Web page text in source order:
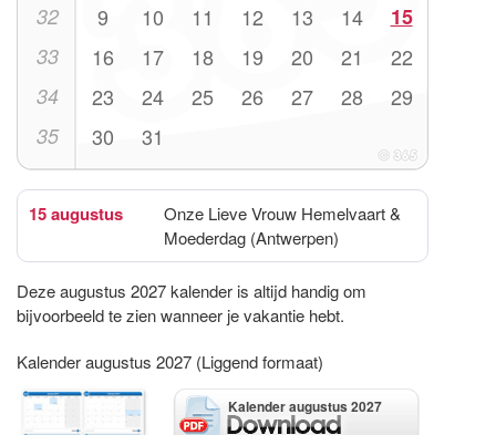
32 9 10 11 12 13 14 15
33 16 17 18 19 20 21 22
34 23 24 25 26 27 28 29
35 30 31
15 augustus
Onze Lieve Vrouw Hemelvaart &
Moederdag (Antwerpen)
Deze augustus 2027 kalender is altijd handig om
bijvoorbeeld te zien wanneer je vakantie hebt.
Kalender augustus 2027 (Liggend formaat)
Kalender augustus 2027